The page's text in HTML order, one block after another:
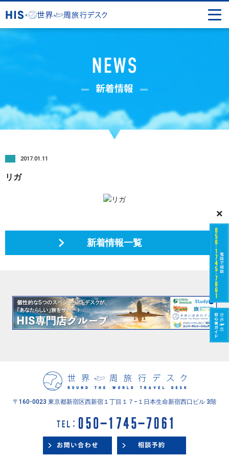
2017.01.11
リガ
新着情報一覧
×
〒160-0023 東京都新宿区西新宿１丁目１７−１ 日本生命新宿西口ビル 3階